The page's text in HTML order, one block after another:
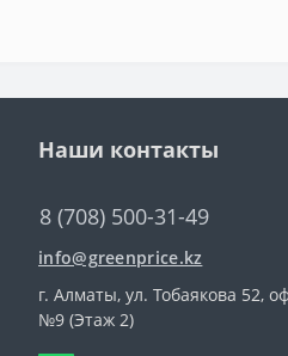
Наши контакты
8 (708) 500-31-49
info@greenprice.kz
г. Алматы, ул. Тобаякова 52,
№9 (Этаж 2)